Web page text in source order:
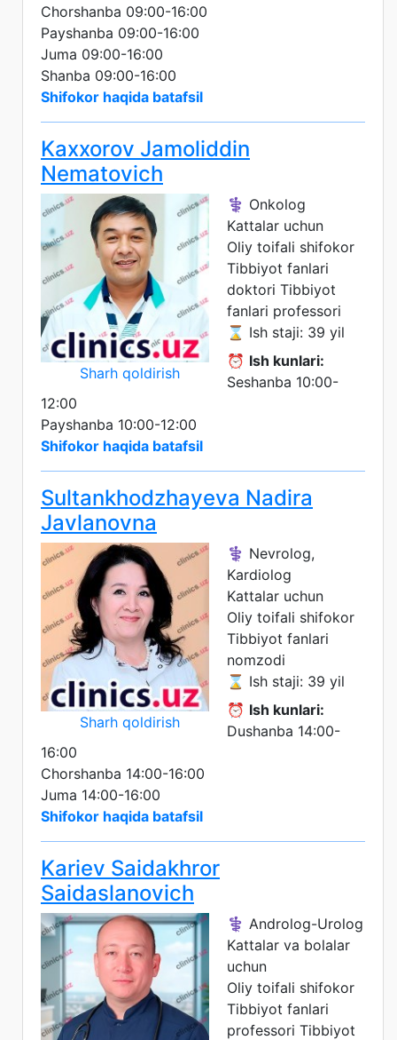
Chorshanba 09:00-16:00
Payshanba 09:00-16:00
Juma 09:00-16:00
Shanba 09:00-16:00
Shifokor haqida batafsil
Kaxxorov Jamoliddin
Nematovich
Sharh qoldirish
⚕️ Onkolog
Kattalar uchun
Oliy toifali shifokor
Tibbiyot fanlari
doktori Tibbiyot
fanlari professori
⌛ Ish staji: 39 yil
⏰ Ish kunlari:
Seshanba 10:00-
12:00
Payshanba 10:00-12:00
Shifokor haqida batafsil
Sultankhodzhayeva Nadira
Javlanovna
Sharh qoldirish
⚕️ Nevrolog,
Kardiolog
Kattalar uchun
Oliy toifali shifokor
Tibbiyot fanlari
nomzodi
⌛ Ish staji: 39 yil
⏰ Ish kunlari:
Dushanba 14:00-
16:00
Chorshanba 14:00-16:00
Juma 14:00-16:00
Shifokor haqida batafsil
Kariev Saidakhror
Saidaslanovich
⚕️ Androlog-Urolog
Kattalar va bolalar
uchun
Oliy toifali shifokor
Tibbiyot fanlari
professori Tibbiyot